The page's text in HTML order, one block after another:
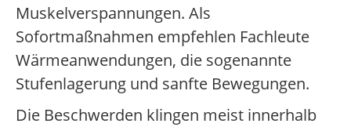
Muskelverspannungen. Als
Sofortmaßnahmen empfehlen Fachleute
Wärmeanwendungen, die sogenannte
Stufenlagerung und sanfte Bewegungen.
Die Beschwerden klingen meist innerhalb